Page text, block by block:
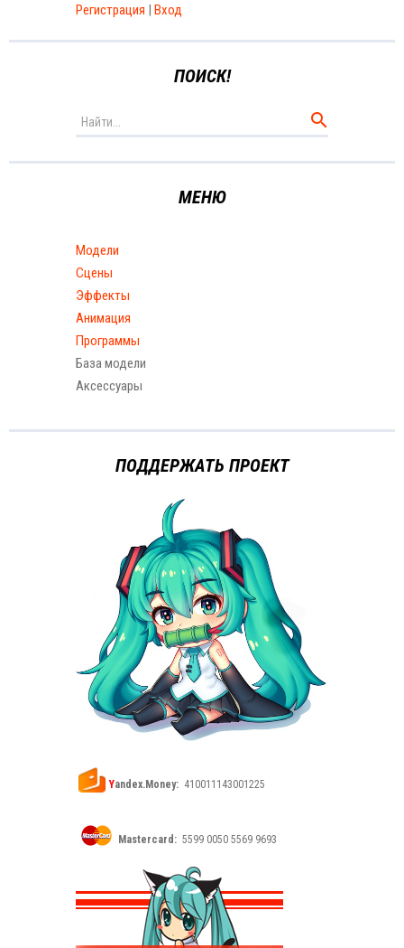
Регистрация | Вход
ПОИСК!
МЕНЮ
Модели
Сцены
Эффекты
Анимация
Программы
База модели
Аксессуары
ПОДДЕРЖАТЬ ПРОЕКТ
Yandex.Money: 410011143001225
Mastercard: 5599 0050 5569 9693